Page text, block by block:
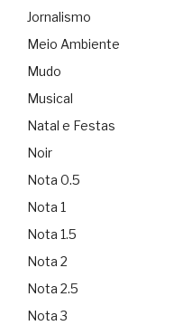
Jornalismo
Meio Ambiente
Mudo
Musical
Natal e Festas
Noir
Nota 0.5
Nota 1
Nota 1.5
Nota 2
Nota 2.5
Nota 3